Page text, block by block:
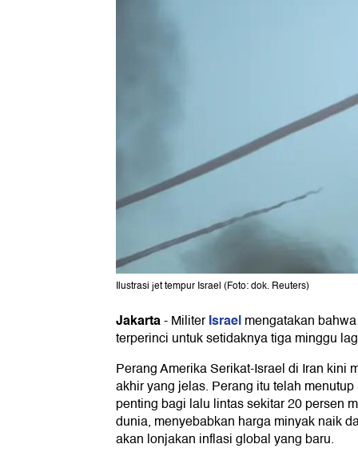
Ilustrasi jet tempur Israel (Foto: dok. Reuters)
Jakarta-MiliterIsraelmengatakan
terperinci untuk setidaknya tiga minggu
Perang Amerika Serikat-Israel di Iran kini
akhir yang jelas. Perang itu telah
penting bagi lalu lintas sekitar 20 persen
dunia, menyebabkan harga minyak naik
akan lonjakan inflasi global yang baru.